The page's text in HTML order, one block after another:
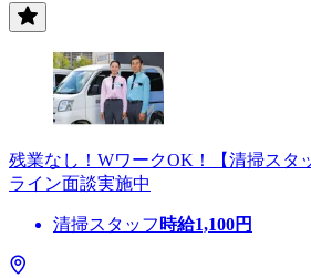
残業なし！WワークOK！【清掃スタ
ライン面談実施中
清掃スタッフ 時給1,100円